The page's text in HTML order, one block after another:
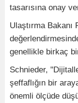
tasarısına onay
Ulaştırma
genellikle birkaç
Schnieder,
şeffaflığın bir
önemli ölçüde